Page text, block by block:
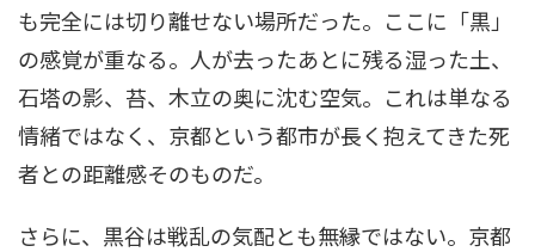
も完全には切り離せない場所だった。ここに「黒」
の感覚が重なる。人が去ったあとに残る湿った土、
石塔の影、苔、木立の奥に沈む空気。これは単なる
情緒ではなく、京都という都市が長く抱えてきた死
者との距離感そのものだ。
さらに、黒谷は戦乱の気配とも無縁ではない。京都